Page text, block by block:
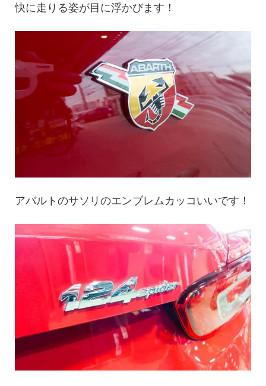
快に走りる姿が目に浮かびます！
アバルトのサソリのエンブレムカッコいいです！